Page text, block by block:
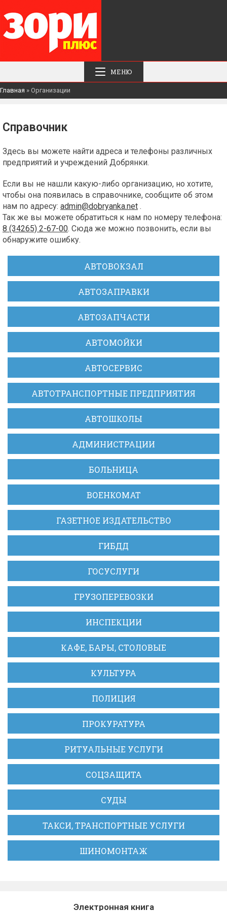
МЕНЮ
Главная » Организации
Справочник
Здесь вы можете найти адреса и телефоны различных
предприятий и учреждений Добрянки.
Если вы не нашли какую-либо организацию, но хотите,
чтобы она появилась в справочнике, сообщите об этом
нам по адресу: admin@dobryanka.net .
Так же вы можете обратиться к нам по номеру телефона:
8 (34265) 2-67-00. Сюда же можно позвонить, если вы
обнаружите ошибку.
АВТОВОКЗАЛ
АВТОЗАПРАВКИ
АВТОЗАПЧАСТИ
АВТОМОЙКИ
АВТОСЕРВИС
АВТОТРАНСПОРТНЫЕ ПРЕДПРИЯТИЯ
АВТОШКОЛЫ
АДМИНИСТРАЦИИ
БОЛЬНИЦА
ВОЕНКОМАТ
ГАЗЕТНОЕ ИЗДАТЕЛЬСТВО
ГИБДД
ГОСУСЛУГИ
ГРУЗОПЕРЕВОЗКИ
ИНСПЕКЦИИ
КАФЕ, БАРЫ, СТОЛОВЫЕ
КУЛЬТУРА
ПОЛИЦИЯ
ПРОКУРАТУРА
РИТУАЛЬНЫЕ УСЛУГИ
СОЦЗАЩИТА
СУДЫ
ТАКСИ, ТРАНСПОРТНЫЕ УСЛУГИ
ШИНОМОНТАЖ
Электронная книга